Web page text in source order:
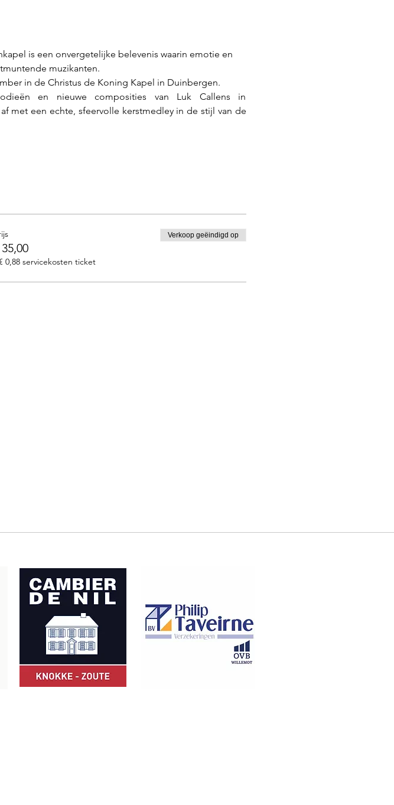
is een onvergetelijke belevenis waarin emotie en
muzikanten.
in de Christus de Koning Kapel in Duinbergen.
en nieuwe composities van Luk Callens in
met een echte, sfeervolle kerstmedley in de stijl van de
0,88 servicekosten ticket
Verkoop geëindigd op